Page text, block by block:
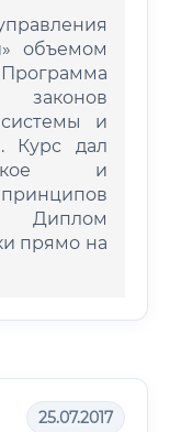
объемом
и
Курс дал
и
Диплом
прямо на
25.07.2017